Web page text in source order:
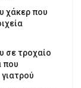
χάκερ που
σε τροχαίο
που